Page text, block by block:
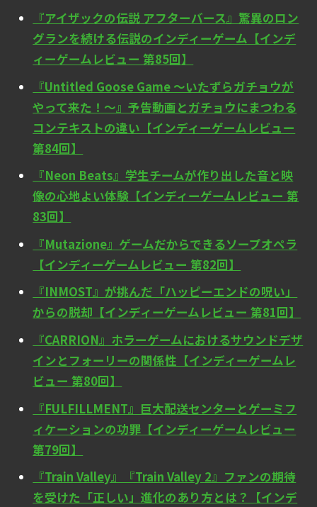
『アイザックの伝説 アフターバース』驚異のロン
グランを続ける伝説のインディーゲーム【インデ
ィーゲームレビュー 第85回】
『Untitled Goose Game ～いたずらガチョウが
やって来た！～』予告動画とガチョウにまつわる
コンテキストの違い【インディーゲームレビュー
第84回】
『Neon Beats』学生チームが作り出した音と映
像の心地よい体験【インディーゲームレビュー 第
83回】
『Mutazione』ゲームだからできるソープオペラ
【インディーゲームレビュー 第82回】
『INMOST』が挑んだ「ハッピーエンドの呪い」
からの脱却【インディーゲームレビュー 第81回】
『CARRION』ホラーゲームにおけるサウンドデザ
インとフォーリーの関係性【インディーゲームレ
ビュー 第80回】
『FULFILLMENT』巨大配送センターとゲーミフ
ィケーションの功罪【インディーゲームレビュー
第79回】
『Train Valley』『Train Valley 2』ファンの期待
を受けた「正しい」進化のあり方とは？【インデ